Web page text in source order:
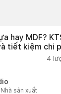
hay MDF?
tiết kiệm chi
4
sản xuất